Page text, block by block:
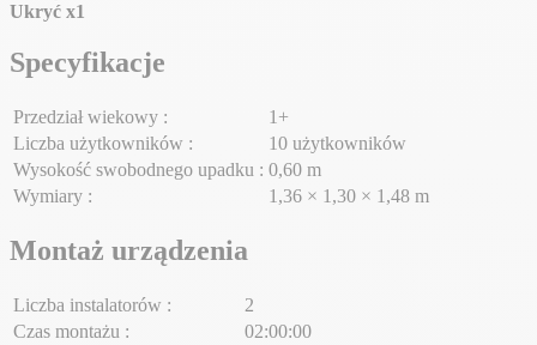
Ukryć x1
Specyfikacje
Przedział wiekowy :
1+
Liczba użytkowników :
10 użytkowników
Wysokość swobodnego upadku : 0,60 m
Wymiary :
1,36 × 1,30 × 1,48 m
Montaż urządzenia
Liczba instalatorów :
2
Czas montażu :
02:00:00